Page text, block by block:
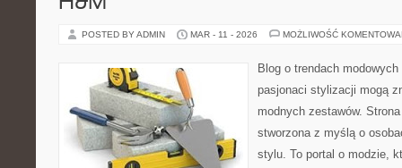
POSTED BY ADMIN MAR - 11 - 2026 MOŻLIWOŚĆ
Blog o trendach
pasjonaci stylizacji mogą
modnych zestawów.
stworzona z myślą o
stylu. To portal o modzie,